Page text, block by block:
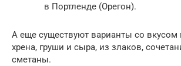
в Портленде (Орегон).
А еще существуют варианты со вкусом
хрена, груши и сыра, из злаков,
сметаны.